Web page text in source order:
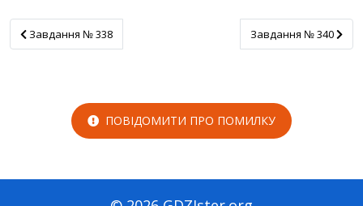
Завдання № 338
Завдання № 338 Завдання № 340
Завдання № 340
ПОВІДОМИТИ ПРО ПОМИЛКУ